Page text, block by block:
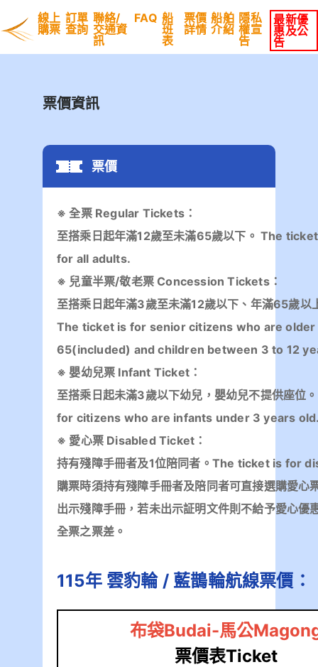
線上
購票
訂單
查詢
聯絡/
交通資
訊
FAQ 船
班
表
票價
詳情
船舶
介紹
隱私
權宣
告
最新優
惠及公
告
票價資訊
票價
※ 全票 Regular Tickets：
至搭乘日起年滿12歲至未滿65歲以下。 The
for all adults.
※ 兒童半票/敬老票 Concession Tickets：
至搭乘日起年滿3歲至未滿12歲以下、年滿65歲以
The ticket is for senior citizens who are older
65(included) and children between 3 to 12
※ 嬰幼兒票 Infant Ticket：
至搭乘日起未滿3歲以下幼兒，嬰幼兒不提供座位
for citizens who are infants under 3 years
※ 愛心票 Disabled Ticket：
持有殘障手冊者及1位陪同者。The ticket is for
購票時須持有殘障手冊者及陪同者可直接選購愛心
出示殘障手冊，若未出示証明文件則不給予愛心優
全票之票差。
115年 雲豹輪 / 藍鵲輪航線票價：
布袋Budai-馬公
票價表Ticket